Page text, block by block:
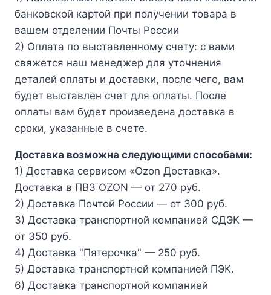
банковской картой при получении товара в
вашем отделении Почты России
2) Оплата по выставленному счету: с вами
свяжется наш менеджер для уточнения
деталей оплаты и доставки, после чего, вам
будет выставлен счет для оплаты. После
оплаты вам будет произведена доставка в
сроки, указанные в счете.
Доставка возможна следующими способами:
1) Доставка сервисом «Ozon Доставка».
Доставка в ПВЗ OZON — от 270 руб.
2) Доставка Почтой России — от 300 руб.
3) Доставка транспортной компанией СДЭК —
от 350 руб.
4) Доставка "Пятерочка" — 250 руб.
5) Доставка транспортной компанией ПЭК.
6) Доставка транспортной компанией